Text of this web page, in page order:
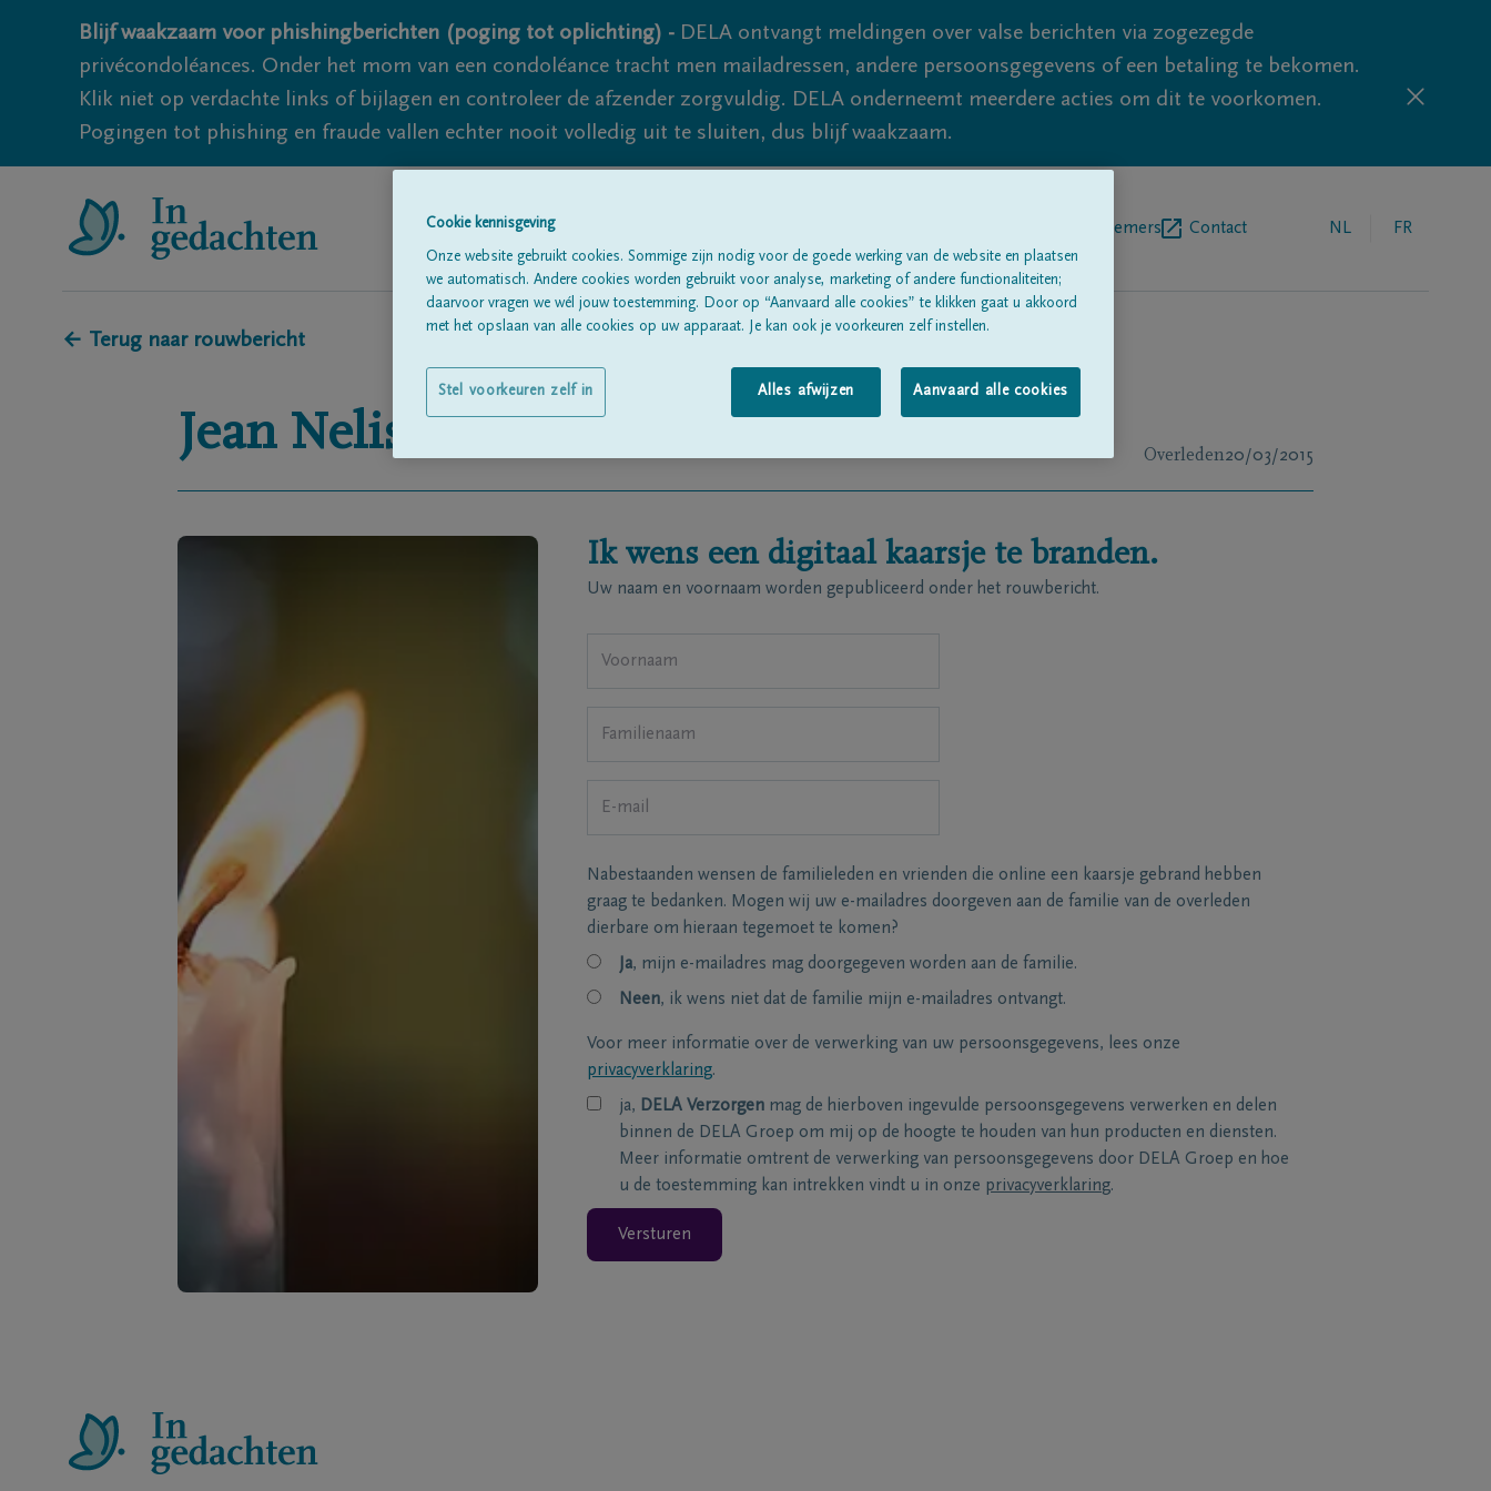
Blijf waakzaam voor phishingberichten (poging tot oplichting) - DELA ontvangt meldingen over valse berichten via zogezegde
privécondoléances. Onder het mom van een condoléance tracht men mailadressen, andere persoonsgegevens of een betaling te bekomen.
Klik niet op verdachte links of bijlagen en controleer de afzender zorgvuldig. DELA onderneemt meerdere acties om dit te voorkomen.
Pogingen tot phishing en fraude vallen echter nooit volledig uit te sluiten, dus blijf waakzaam.
Begrafenisondernemers Contact NL FR
← Terug naar rouwbericht
Jean Nelissen Overleden20/03/2015
Ik wens een digitaal kaarsje te branden.
Uw naam en voornaam worden gepubliceerd onder het rouwbericht.
Nabestaanden wensen de familieleden en vrienden die online een kaarsje gebrand hebben
graag te bedanken. Mogen wij uw e-mailadres doorgeven aan de familie van de overleden
dierbare om hieraan tegemoet te komen?
Ja, mijn e-mailadres mag doorgegeven worden aan de familie.
Neen, ik wens niet dat de familie mijn e-mailadres ontvangt.
Voor meer informatie over de verwerking van uw persoonsgegevens, lees onze
privacyverklaring.
ja, DELA Verzorgen mag de hierboven ingevulde persoonsgegevens verwerken en delen
binnen de DELA Groep om mij op de hoogte te houden van hun producten en diensten.
Meer informatie omtrent de verwerking van persoonsgegevens door DELA Groep en hoe
u de toestemming kan intrekken vindt u in onze privacyverklaring.
Versturen
Cookie kennisgeving
Onze website gebruikt cookies. Sommige zijn nodig voor de goede werking van de website en plaatsen
we automatisch. Andere cookies worden gebruikt voor analyse, marketing of andere functionaliteiten;
daarvoor vragen we wél jouw toestemming. Door op “Aanvaard alle cookies” te klikken gaat u akkoord
met het opslaan van alle cookies op uw apparaat. Je kan ook je voorkeuren zelf instellen.
Alles afwijzen Aanvaard alle cookies
Stel voorkeuren zelf in